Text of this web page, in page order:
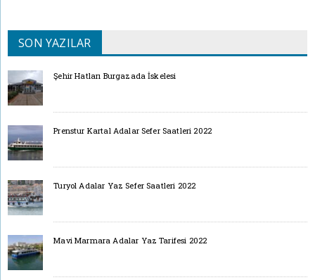
SON YAZILAR
Şehir Hatları Burgazada İskelesi
Prenstur Kartal Adalar Sefer Saatleri 2022
Turyol Adalar Yaz Sefer Saatleri 2022
Mavi Marmara Adalar Yaz Tarifesi 2022